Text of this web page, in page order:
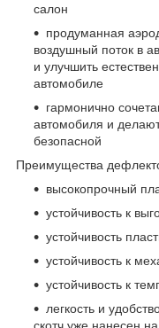
салон
продуманная
воздушный поток в
и улучшить
автомобиле
гармонично
автомобиля и
безопасной
Преимущества
высокопрочный
устойчивость к
устойчивость
устойчивость к
устойчивость к
легкость и
скотч уже нанесен